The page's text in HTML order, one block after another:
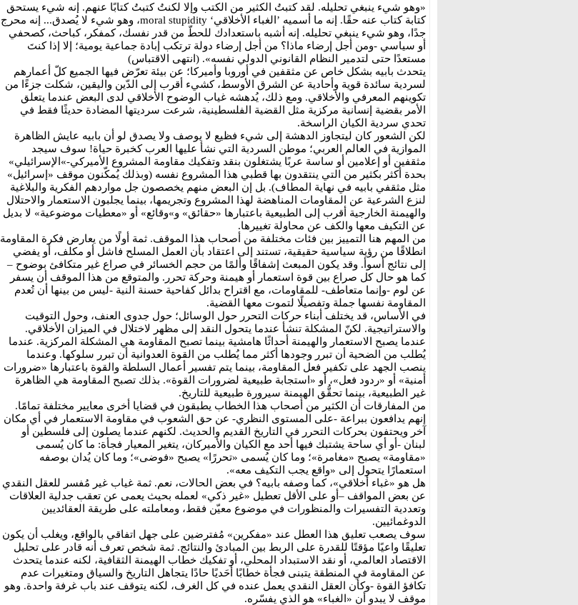
«وهو شيء ينبغي تحليله. لقد كتبتُ الكثير من الكتب وإلا لكنتُ كتبتُ كتابًا عنهم. إنه شيء يستحق
كتابة كتاب عنه حقًا. إنه ما أسميه ’الغباء الأخلاقي‘ moral stupidity، وهو شيء لا يُصدق... إنه محرج
جدًا، وهو شيء ينبغي تحليله. إنه أشبه باستعدادك للحطّ من قدر نفسك، كمفكر، كباحث، كصحفي
أو سياسي -ومن أجل إرضاء ماذا؟ من أجل إرضاء دولة ترتكب إبادة جماعية يومية؛ إلا إذا كنتَ
مستعدًا حتى لتدمير النظام القانوني الدولي نفسه». (انتهى الاقتباس)
يتحدث بابيه بشكل خاص عن مثقفين في أوروبا وأميركا؛ عن بيئة تعرّض فيها الجميع كلّ أعمارهم
لسردية سائدة قوية وأحادية عن الشرق الأوسط، كشيء أقرب إلى الدّين واليقين، شكلت جزءًا من
تكوينهم المعرفي والأخلاقي. ومع ذلك، يُدهشه غياب الوضوح الأخلاقي لدى البعض عندما يتعلق
الأمر بقضية إنسانية مركزية مثل القضية الفلسطينية، شرعت سرديتها المضادة حديثًا فقط في
تحدي سردية الكيان الراسخة.
لكن الشعور كان ليتجاوز الدهشة إلى شيء فظيع لا يوصف ولا يصدق لو أن بابيه عايش الظاهرة
الموازية في العالم العربي؛ موطن السردية التي نشأ عليها العرب كخبرة حياة! سوف سيجد
مثقفين أو إعلامين أو ساسة عربًا يشتغلون بنقد وتفكيك مقاومة المشروع الأميركي-»الإسرائيلي»
بحدة أكثر بكثير من التي ينتقدون بها قطبي هذا المشروع نفسه (وبذلك يُمكّنون موقف «إسرائيل»
مثل مثقفي بابيه في نهاية المطاف). بل إن البعض منهم يخصصون جل مواردهم الفكرية والبلاغية
لنزع الشرعية عن المقاومات المناهضة لهذا المشروع وتجريمها، بينما يجلبون الاستعمار والاحتلال
والهيمنة الخارجية أقرب إلى الطبيعية باعتبارها «حقائق» و»وقائع» أو «معطيات موضوعية» لا بديل
عن التكيف معها والكف عن محاولة تغييرها.
من المهم هنا التمييز بين فئات مختلفة من أصحاب هذا الموقف. ثمة أولًا من يعارض فكرة المقاومة
انطلاقًا من رؤية سياسية حقيقية، تستند إلى اعتقاد بأن العمل المسلح فاشل أو مكلف، أو يفضي
إلى نتائج أسوأ. وقد يكون المبعث إشفاقًا وألمًا من حجم الخسائر في صراع غير متكافئ بوضوح –
كما هو حال كل صراع بين قوة استعمار أو هيمنة وحركة تحرر. والمتوقع من هذا الموقف أن يسفر
عن لوم -وإنما متعاطف- للمقاومات، مع اقتراح بدائل كفاحية حسنة النية -ليس من بينها أن تُعدم
المقاومة نفسها جملة وتفصيلًا لتموت معها القضية.
في الأساس، قد يختلف أبناء حركات التحرر حول الوسائل؛ حول جدوى العنف، وحول التوقيت
والاستراتيجية. لكنّ المشكلة تنشأ عندما يتحول النقد إلى مظهر لاختلال في الميزان الأخلاقي.
عندما يصبح الاستعمار والهيمنة أحداثًا هامشية بينما تصبح المقاومة هي المشكلة المركزية. عندما
يُطلب من الضحية أن تبرر وجودها أكثر مما يُطلب من القوة العدوانية أن تبرر سلوكها. وعندما
ينصب الجهد على تكفير فعل المقاومة، بينما يتم تفسير أعمال السلطة والقوة باعتبارها «ضرورات
أمنية» أو «ردود فعل»، أو «استجابة طبيعية لضرورات القوة». بذلك تصبح المقاومة هي الظاهرة
غير الطبيعية، بينما تحقُّق الهيمنة سيرورة طبيعية للتاريخ.
من المفارقات أن الكثير من أصحاب هذا الخطاب يطبقون في قضايا أخرى معايير مختلفة تمامًا.
إنهم يدافعون ببراعة -على المستوى النظري- عن حق الشعوب في مقاومة الاستعمار في أي مكان
آخر ويحتفون بحركات التحرر في التاريخ القديم والحديث. لكنهم عندما يصلون إلى فلسطين أو
لبنان -أو أي ساحة يشتبك فيها أحد مع الكيان والأميركان، يتغير المعيار فجأة: ما كان يُسمى
«مقاومة» يصبح «مغامرة»؛ وما كان يُسمى «تحررًا» يصبح «فوضى»؛ وما كان يُدان بوصفه
استعمارًا يتحول إلى «واقع يجب التكيف معه».
هل هو «غباء أخلاقي»، كما وصفه بابيه؟ في بعض الحالات، نعم. ثمة غياب غير مُفسر للعقل النقدي
عن بعض المواقف –أو على الأقل تعطيل «غير ذكي» لعمله بحيث يعمى عن تعقب جدلية العلاقات
وتعددية التفسيرات والمنظورات في موضوع معيّن فقط، ومعاملته على طريقة العقائديين
الدوغمائيين.
سوف يصعب تعليق هذا العطل عند «مفكرين» مُفترضين على جهل اتفاقي بالواقع، ويغلب أن يكون
تعليقًا واعيًا مؤقتًا للقدرة على الربط بين المبادئ والنتائج. ثمة شخص تعرف أنه قادر على تحليل
الاقتصاد العالمي، أو نقد الاستبداد المحلي، أو تفكيك خطاب الهيمنة الثقافية، لكنه عندما يتحدث
عن المقاومة في المنطقة يتبنى فجأة خطابًا أحَديًا حادًا يتجاهل التاريخ والسياق ومتغيرات عدم
تكافؤ القوة -وكأن العقل النقدي يعمل عنده في كل الغرف، لكنه يتوقف عند باب غرفة واحدة. وهو
موقف لا يبدو أن «الغباء» هو الذي يفسّره.